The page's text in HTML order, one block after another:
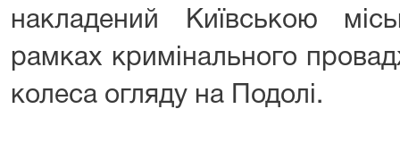
накладений Київською
рамках кримінального
колеса огляду на Подолі.